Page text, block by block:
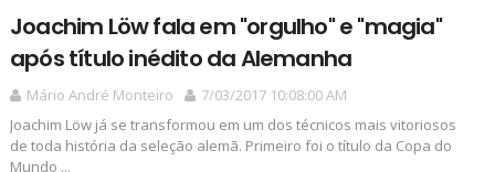
Joachim Löw fala em "orgulho" e "magia"
após título inédito da Alemanha
Mário André Monteiro
7/03/2017 10:08:00 AM
Joachim Löw já se transformou em um dos técnicos mais vitoriosos
de toda história da seleção alemã. Primeiro foi o título da Copa do
Mundo ...